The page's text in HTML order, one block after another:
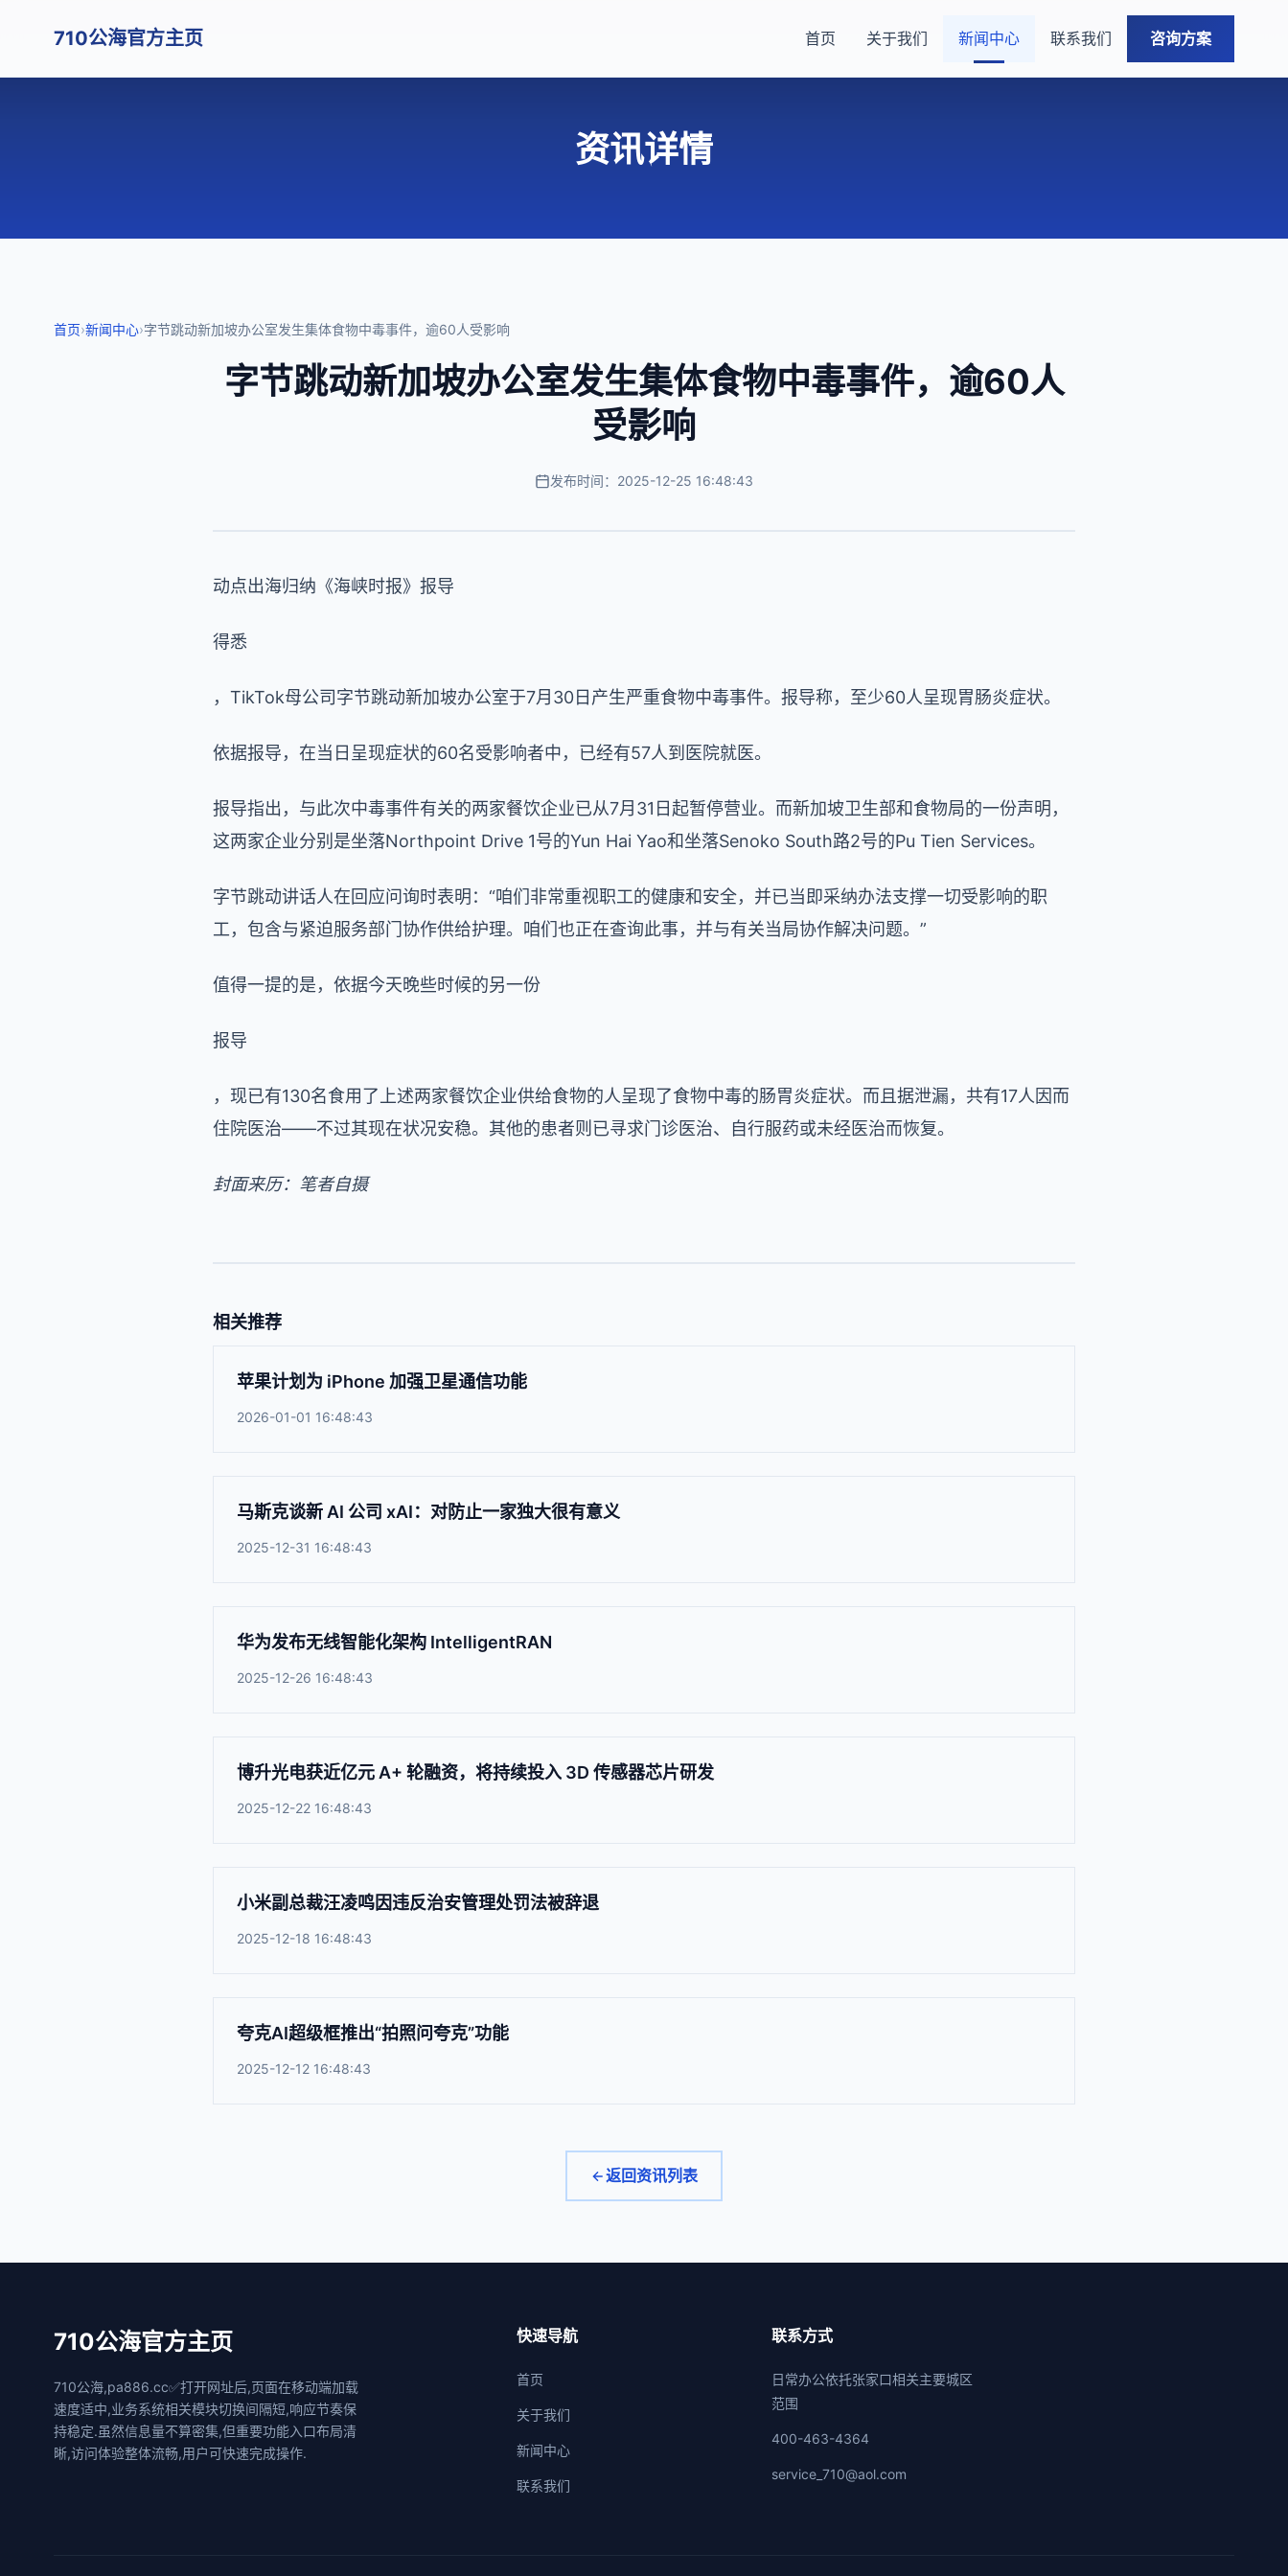
710公海官方主页 首页 关于我们 新闻中心 联系我们 咨询方案
资讯详情
首页›新闻中心›字节跳动新加坡办公室发生集体食物中毒事件，逾60人受影响
字节跳动新加坡办公室发生集体食物中毒事件，逾60人
受影响
发布时间：2025-12-25 16:48:43
动点出海归纳《海峡时报》报导
得悉
， TikTok母公司字节跳动新加坡办公室于7月30日产生严重食物中毒事件。报导称，至少60人呈现胃肠炎症状。
依据报导，在当日呈现症状的60名受影响者中，已经有57人到医院就医。
报导指出，与此次中毒事件有关的两家餐饮企业已从7月 31 日起暂停营业。而新加坡卫生部和食物局的一份声明，
这两家企业分别是坐落Northpoint Drive 1号的Yun Hai Yao和坐落Senoko South路2号的Pu Tien Services。
字节跳动讲话人在回应问询时表明：“咱们非常重视职工的健康和安全，并已当即采纳办法支撑一切受影响的职
工，包含与紧迫服务部门协作供给护理。咱们也正在查询此事，并与有关当局协作解决问题。”
值得一提的是，依据今天晚些时候的另一份
报导
，现已有130名食用了上述两家餐饮企业供给食物的人呈现了食物中毒的肠胃炎症状。而且据泄漏，共有17人因而
住院医治——不过其现在状况安稳。其他的患者则已寻求门诊医治、自行服药或未经医治而恢复。
封面来历：笔者自摄
相关推荐
苹果计划为 iPhone 加强卫星通信功能
2026-01-01 16:48:43
马斯克谈新 AI 公司 xAI：对防止一家独大很有意义
2025-12-31 16:48:43
华为发布无线智能化架构 IntelligentRAN
2025-12-26 16:48:43
博升光电获近亿元 A+ 轮融资，将持续投入 3D 传感器芯片研发
2025-12-22 16:48:43
小米副总裁汪凌鸣因违反治安管理处罚法被辞退
2025-12-18 16:48:43
夸克AI超级框推出“拍照问夸克”功能
2025-12-12 16:48:43
返回资讯列表
710公海官方主页
710公海,pa886.cc✅打开网址后,页面在移动端加载
速度适中,业务系统相关模块切换间隔短,响应节奏保
持稳定.虽然信息量不算密集,但重要功能入口布局清
晰,访问体验整体流畅,用户可快速完成操作.
快速导航
首页
关于我们
新闻中心
联系我们
联系方式
日常办公依托张家口相关主要城区
范围
400-463-4364
service_710@aol.com